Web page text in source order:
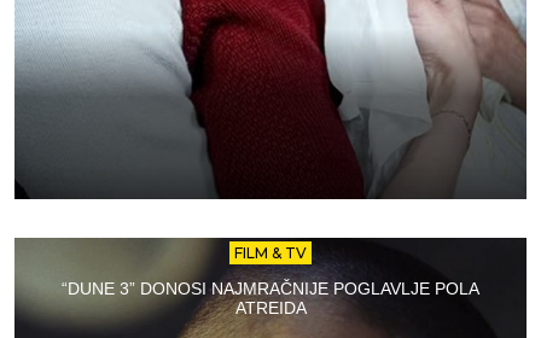
FILM & TV
“DUNE 3” DONOSI NAJMRAČNIJE POGLAVLJE POLA
ATREIDA